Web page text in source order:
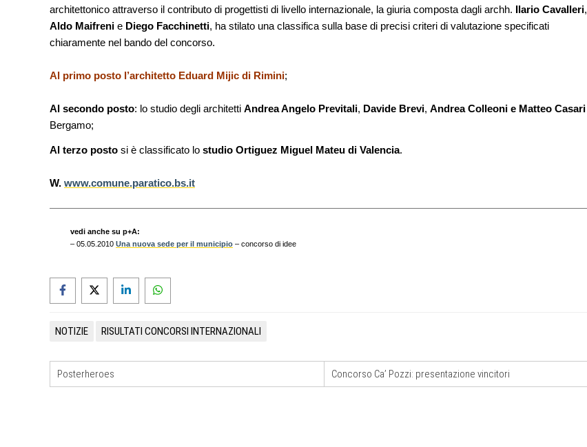
architettonico attraverso il contributo di progettisti di livello internazionale, la giuria composta dagli archh. Ilario Cavalleri,
Aldo Maifreni e Diego Facchinetti, ha stilato una classifica sulla base di precisi criteri di valutazione specificati
chiaramente nel bando del concorso.
Al primo posto l’architetto Eduard Mijic di Rimini;
Al secondo posto: lo studio degli architetti Andrea Angelo Previtali, Davide Brevi, Andrea Colleoni e Matteo Casari
Bergamo;
Al terzo posto si è classificato lo studio Ortiguez Miguel Mateu di Valencia.
W. www.comune.paratico.bs.it
vedi anche su p+A:
– 05.05.2010 Una nuova sede per il municipio – concorso di idee
NOTIZIE RISULTATI CONCORSI INTERNAZIONALI
Concorso Ca’ Pozzi: presentazione vincitori
Posterheroes
Un nuovo volto per il lungomare di
Villammare
UP-TO-DATE
Riforma delle professioni, ok al Senato: